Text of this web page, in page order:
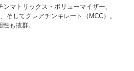
マトリックス・ボリューマイザー。
そしてクレアチンキレート（MCC）。
も抜群。